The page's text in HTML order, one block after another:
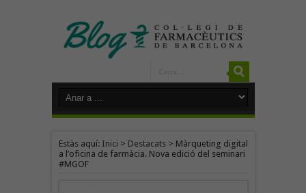
Estàs aquí: Inici > Destacats> Màrqueting digital
a l’oficina de farmàcia. Nova edició del seminari
#MGOF